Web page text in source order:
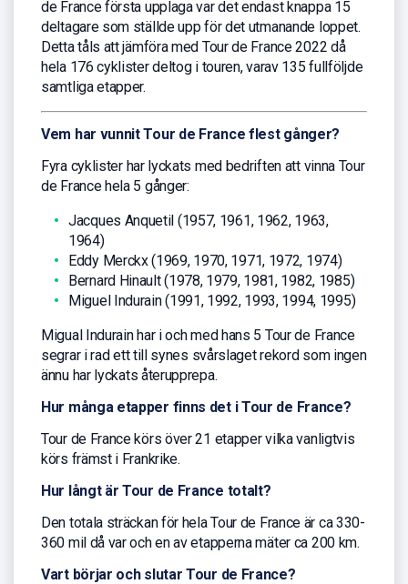
de France första upplaga var det endast knappa 15
deltagare som ställde upp för det utmanande loppet.
Detta tåls att jämföra med Tour de France 2022 då
hela 176 cyklister deltog i touren, varav 135 fullföljde
samtliga etapper.
Vem har vunnit Tour de France flest gånger?
Fyra cyklister har lyckats med bedriften att vinna Tour
de France hela 5 gånger:
Jacques Anquetil (1957, 1961, 1962, 1963,
1964)
Eddy Merckx (1969, 1970, 1971, 1972, 1974)
Bernard Hinault (1978, 1979, 1981, 1982, 1985)
Miguel Indurain (1991, 1992, 1993, 1994, 1995)
Migual Indurain har i och med hans 5 Tour de France
segrar i rad ett till synes svårslaget rekord som ingen
ännu har lyckats återupprepa.
Hur många etapper finns det i Tour de France?
Tour de France körs över 21 etapper vilka vanligtvis
körs främst i Frankrike.
Hur långt är Tour de France totalt?
Den totala sträckan för hela Tour de France är ca 330-
360 mil då var och en av etapperna mäter ca 200 km.
Vart börjar och slutar Tour de France?